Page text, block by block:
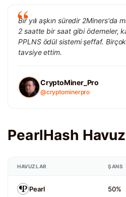
Bir yılı aşkın süredir 2Miners'da
2 saatte bir saat gibi ödemeler,
PPLNS ödül sistemi şeffaf.
tavsiye ettim.
CryptoMiner_Pro
@cryptominerpro
PearlHash
HAVUZLAR ŞANS
Pearl 50%